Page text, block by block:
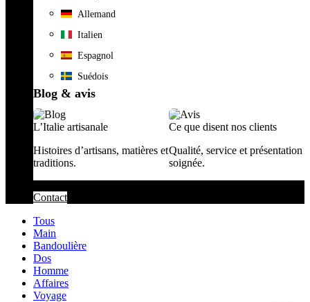
Allemand
Italien
Espagnol
Suédois
Blog & avis
L’Italie artisanale
Histoires d’artisans, matières et
traditions.
Ce que disent nos clients
Qualité, service et présentation
soignée.
Contact
Tous
Main
Bandoulière
Dos
Homme
Affaires
Voyage